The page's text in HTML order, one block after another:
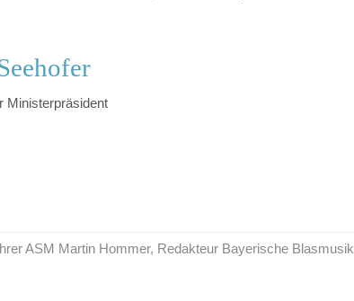
Ministerpräsident
ASM Martin Hommer, Redakteur Bayerische Blasmusik